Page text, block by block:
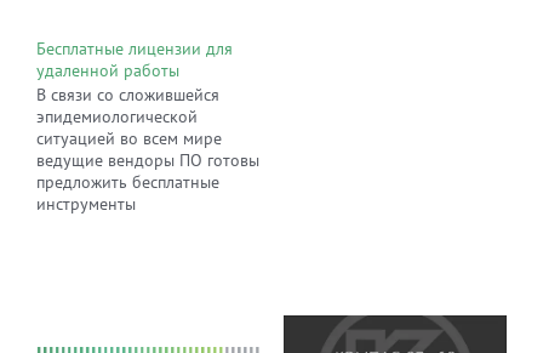
Бесплатные лицензии для
удаленной работы
В связи со сложившейся
эпидемиологической
ситуацией во всем мире
ведущие вендоры ПО готовы
предложить бесплатные
инструменты